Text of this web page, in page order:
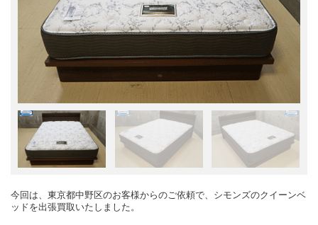
今回は、東京都中野区のお客様からのご依頼で、シモンズのクイーンベ
ッドを出張買取いたしました。